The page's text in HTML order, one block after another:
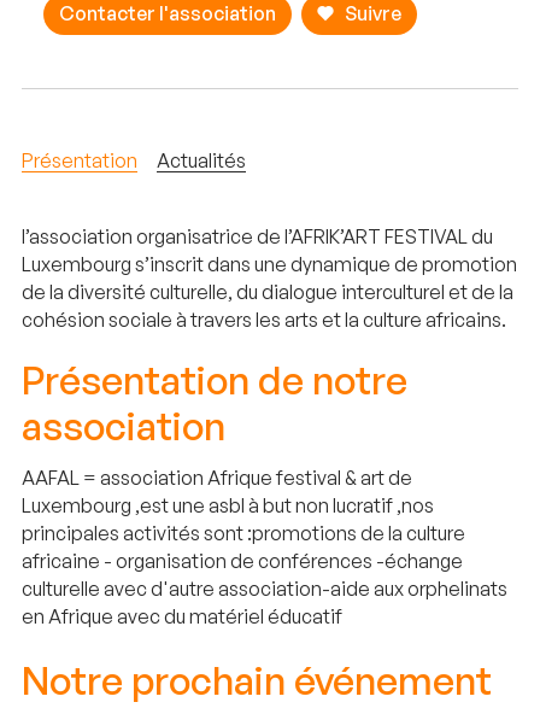
Contacter l'association Suivre
Présentation Actualités
l’association organisatrice de l’AFRIK’ART FESTIVAL du
Luxembourg s’inscrit dans une dynamique de promotion
de la diversité culturelle, du dialogue interculturel et de la
cohésion sociale à travers les arts et la culture africains.
Présentation de notre
association
AAFAL = association Afrique festival & art de
Luxembourg ,est une asbl à but non lucratif ,nos
principales activités sont :promotions de la culture
africaine - organisation de conférences -échange
culturelle avec d'autre association-aide aux orphelinats
en Afrique avec du matériel éducatif
Notre prochain événement